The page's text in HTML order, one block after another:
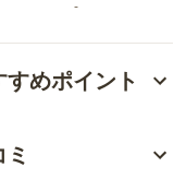
-
めポイント